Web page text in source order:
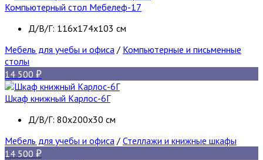
Компьютерный стол Мебелеф-17
Д/В/Г: 116х174х103 см
Мебель для учебы и офиса / Компьютерные и письменные
столы
14 500
Шкаф книжный Карлос-6Г
Д/В/Г: 80х200х30 см
Мебель для учебы и офиса / Стеллажи и книжные шкафы
14 500